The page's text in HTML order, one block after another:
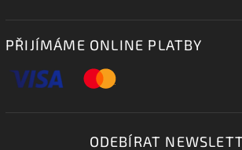
PŘIJÍMÁME ONLINE PLATBY
ODEBÍRAT